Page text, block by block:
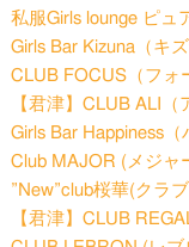
私服Girls lounge ピュ
Girls Bar Kizuna（キ
CLUB FOCUS（フォ
【君津】CLUB ALI（
Girls Bar Happiness
Club MAJOR (メジャ
”New”club桜華(クラ
【君津】CLUB